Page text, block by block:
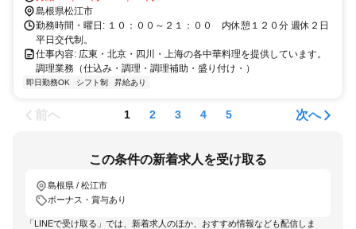
島根県松江市
勤務時間・曜日: １０：００～２１：００ 内休憩１２０分 週休２日
平日交代制。
仕事内容: 広東・北京・四川・上海の各中華料理を提供しています。
調理業務（仕込み・調理・調理補助・盛り付け・）
即日勤務OK シフト制 昇給あり
前へ 1 2 3 4 5 次へ
この条件の新着求人を受け取る
島根県 / 松江市
ボーナス・賞与あり
「LINEで受け取る」では、新着求人のほか、おすすめ情報なども配信しま